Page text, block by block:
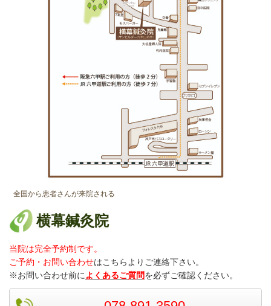
全国から患者さんが来院される
横幕鍼灸院
当院は完全予約制です。
ご予約・お問い合わせはこちらよりご連絡下さい。
※お問い合わせ前に よくあるご質問を必ずご確認ください。